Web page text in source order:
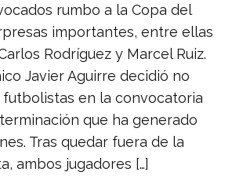
rumbo a la Copa del
importantes, entre ellas
Rodríguez y Marcel Ruiz.
Javier Aguirre decidió no
futbolistas en la convocatoria
que ha generado
Tras quedar fuera de la
ambos jugadores […]